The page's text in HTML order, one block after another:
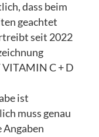
dass beim
geachtet
seit 2022
C + D
ist
muss genau
Angaben